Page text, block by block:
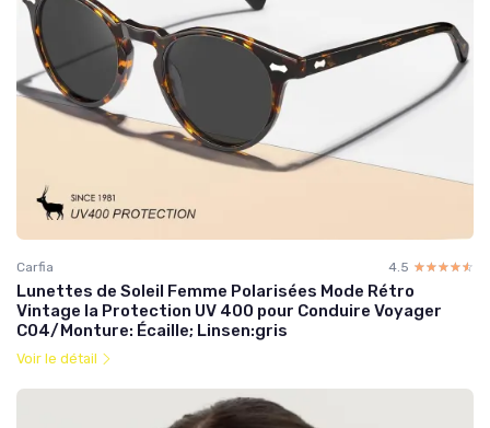
Carfia 4.5 ☆☆☆☆☆
★★★★★
Lunettes de Soleil Femme Polarisées Mode Rétro
Vintage la Protection UV 400 pour Conduire Voyager
C04/Monture: Écaille; Linsen:gris
Voir le détail